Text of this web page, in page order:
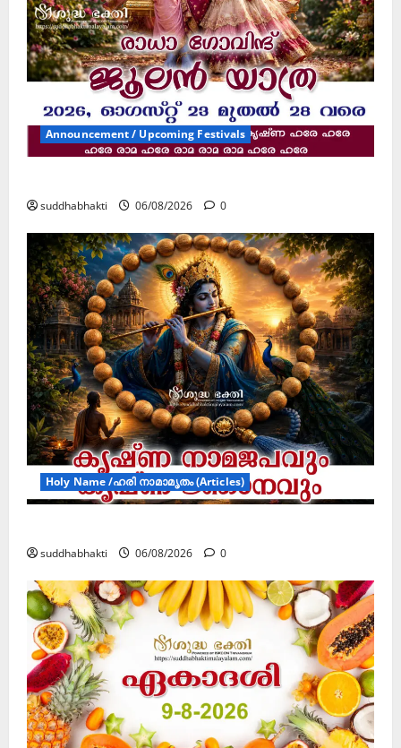
Announcement / Upcoming Festivals
suddhabhakti 06/08/2026 0
Holy Name /ഹരി നാമാമൃതം (Articles)
suddhabhakti 06/08/2026 0